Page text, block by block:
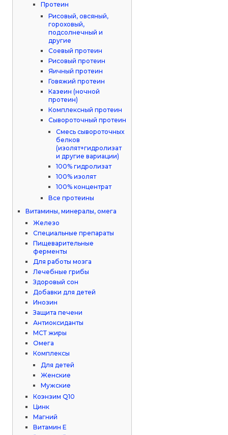
Протеин
Рисовый, овсяный,
гороховый,
подсолнечный и
другие
Соевый протеин
Рисовый протеин
Яичный протеин
Говяжий протеин
Казеин (ночной
протеин)
Комплексный протеин
Сывороточный протеин
Смесь сывороточных
белков
(изолят+гидролизат
и другие вариации)
100% гидролизат
100% изолят
100% концентрат
Все протеины
Витамины, минералы, омега
Железо
Специальные препараты
Пищеварительные
ферменты
Для работы мозга
Лечебные грибы
Здоровый сон
Добавки для детей
Инозин
Защита печени
Антиоксиданты
МСТ жиры
Омега
Комплексы
Для детей
Женские
Мужские
Коэнзим Q10
Цинк
Магний
Витамин Е